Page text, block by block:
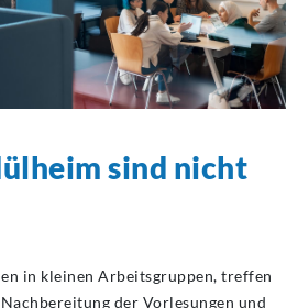
sind nicht
in kleinen Arbeitsgruppen, treffen
der Vorlesungen und